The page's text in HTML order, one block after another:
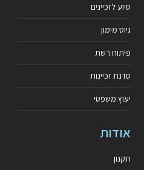
סיוע לזכיינים
גיוס מימון
פיתוח רשת
סדנת זכיינות
יעוץ משפטי
אודות
תקנון